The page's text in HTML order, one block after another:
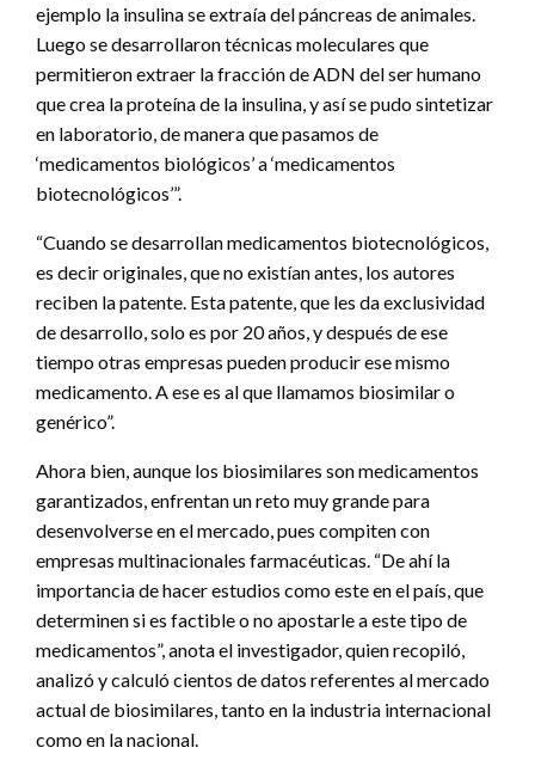
ejemplo la insulina se extraía del páncreas de animales.
Luego se desarrollaron técnicas moleculares que
permitieron extraer la fracción de ADN del ser humano
que crea la proteína de la insulina, y así se pudo sintetizar
en laboratorio, de manera que pasamos de
‘medicamentos biológicos’ a ‘medicamentos
biotecnológicos’”.
“Cuando se desarrollan medicamentos biotecnológicos,
es decir originales, que no existían antes, los autores
reciben la patente. Esta patente, que les da exclusividad
de desarrollo, solo es por 20 años, y después de ese
tiempo otras empresas pueden producir ese mismo
medicamento. A ese es al que llamamos biosimilar o
genérico”.
Ahora bien, aunque los biosimilares son medicamentos
garantizados, enfrentan un reto muy grande para
desenvolverse en el mercado, pues compiten con
empresas multinacionales farmacéuticas. “De ahí la
importancia de hacer estudios como este en el país, que
determinen si es factible o no apostarle a este tipo de
medicamentos”, anota el investigador, quien recopiló,
analizó y calculó cientos de datos referentes al mercado
actual de biosimilares, tanto en la industria internacional
como en la nacional.